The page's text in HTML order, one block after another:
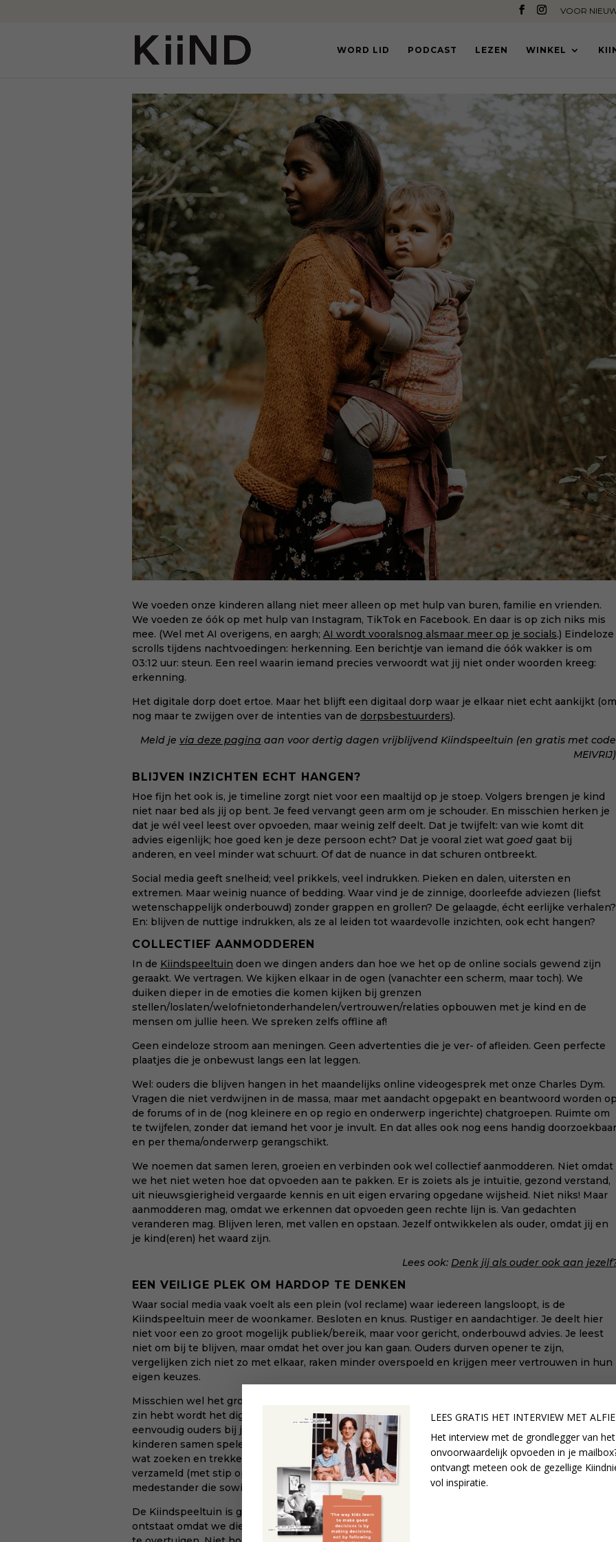
VOOR
WORD LID PODCAST LEZEN WINKEL
We voeden onze kinderen allang niet meer alleen op met hulp van buren, familie en vrienden.
We voeden ze óók op met hulp van Instagram, TikTok en Facebook. En daar is op zich niks mis
mee. (Wel met AI overigens, en aargh; AI wordt vooralsnog alsmaar meer op je socials.) Eindeloze
scrolls tijdens nachtvoedingen: herkenning. Een berichtje van iemand die óók wakker is om
03:12 uur: steun. Een reel waarin iemand precies verwoordt wat jij niet onder woorden kreeg:
erkenning.
Het digitale dorp doet ertoe. Maar het blijft een digitaal dorp waar je elkaar niet echt aankijkt (om
nog maar te zwijgen over de intenties van de dorpsbestuurders).
Meld je via deze pagina aan voor dertig dagen vrijblijvend Kiindspeeltuin (en gratis met
BLIJVEN INZICHTEN ECHT HANGEN?
Hoe fijn het ook is, je timeline zorgt niet voor een maaltijd op je stoep. Volgers brengen je kind
niet naar bed als jij op bent. Je feed vervangt geen arm om je schouder. En misschien herken je
dat je wél veel leest over opvoeden, maar weinig zelf deelt. Dat je twijfelt: van wie komt dit
advies eigenlijk; hoe goed ken je deze persoon echt? Dat je vooral ziet wat goed gaat bij
anderen, en veel minder wat schuurt. Of dat de nuance in dat schuren ontbreekt.
Social media geeft snelheid; veel prikkels, veel indrukken. Pieken en dalen, uitersten en
extremen. Maar weinig nuance of bedding. Waar vind je de zinnige, doorleefde adviezen (liefst
wetenschappelijk onderbouwd) zonder grappen en grollen? De gelaagde, écht eerlijke verhalen?
En: blijven de nuttige indrukken, als ze al leiden tot waardevolle inzichten, ook echt hangen?
COLLECTIEF AANMODDEREN
In de Kiindspeeltuin doen we dingen anders dan hoe we het op de online socials gewend zijn
geraakt. We vertragen. We kijken elkaar in de ogen (vanachter een scherm, maar toch). We
duiken dieper in de emoties die komen kijken bij grenzen
stellen/loslaten/welofnietonderhandelen/vertrouwen/relaties opbouwen met je kind en de
mensen om jullie heen. We spreken zelfs offline af!
Geen eindeloze stroom aan meningen. Geen advertenties die je ver- of afleiden. Geen perfecte
plaatjes die je onbewust langs een lat leggen.
Wel: ouders die blijven hangen in het maandelijks online videogesprek met onze Charles Dym.
Vragen die niet verdwijnen in de massa, maar met aandacht opgepakt en beantwoord worden
de forums of in de (nog kleinere en op regio en onderwerp ingerichte) chatgroepen. Ruimte om
te twijfelen, zonder dat iemand het voor je invult. En dat alles ook nog eens handig doorzoekbaar
en per thema/onderwerp gerangschikt.
We noemen dat samen leren, groeien en verbinden ook wel collectief aanmodderen. Niet omdat
we het niet weten hoe dat opvoeden aan te pakken. Er is zoiets als je intuïtie, gezond verstand,
uit nieuwsgierigheid vergaarde kennis en uit eigen ervaring opgedane wijsheid. Niet niks! Maar
aanmodderen mag, omdat we erkennen dat opvoeden geen rechte lijn is. Van gedachten
veranderen mag. Blijven leren, met vallen en opstaan. Jezelf ontwikkelen als ouder, omdat jij en
je kind(eren) het waard zijn.
Lees ook: Denk jij als ouder ook aan
EEN VEILIGE PLEK OM HARDOP TE DENKEN
Waar social media vaak voelt als een plein (vol reclame) waar iedereen langsloopt, is de
Kiindspeeltuin meer de woonkamer. Besloten en knus. Rustiger en aandachtiger. Je deelt hier
niet voor een zo groot mogelijk publiek/bereik, maar voor gericht, onderbouwd advies. Je leest
niet om bij te blijven, maar omdat het over jou kan gaan. Ouders durven opener te zijn,
vergelijken zich niet zo met elkaar, raken minder overspoeld en krijgen meer vertrouwen in hun
eigen keuzes.
Misschien wel het grootste verschil: het blijft niet altijd bij praten op de besloten forums. Als je
zin hebt wordt het digitale contact ook offline, fysiek, in het eggie. Via de Kiindspeeltuin vind je
eenvoudig ouders bij jou in de buurt en spreek je af. Koffiedrinken, rondje wandelen, terwijl de
kinderen samen spelen. En dat gaat heus niet vanzelf, is vaak ongemakkelijk en soms blijft het
wat zoeken en trekken. Maar in de 5+ jaar communitybouwen hebben we zoveel best practices
verzameld (met stip op nummer één: organiseer een offline uitje altijd met minstens één
medestander die sowieso komt) dat waar er echt een wil is, de weg zich hoe dan ook vormt.
De Kiindspeeltuin is geen anti-social media plek of afwijzing van het digitale dorp. Het is wat er
ontstaat omdat we die ‘village to raise a child’ bloedjeserieus nemen. Een plek waar je niet hoeft
LEES GRATIS HET INTERVIEW MET
Het interview met de grondlegger van het
onvoorwaardelijk opvoeden in je
ontvangt meteen ook de gezellige
vol inspiratie.